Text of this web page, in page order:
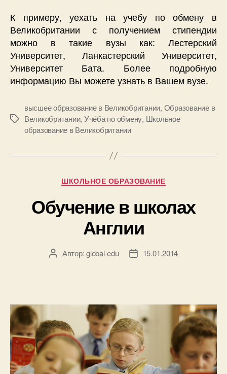
К примеру, уехать на учебу по обмену в
Великобритании с получением стипендии
можно в такие вузы как: Лестерский
Университет, Ланкастерский Университет,
Университет Бата. Более подробную
информацию Вы можете узнать в Вашем вузе.
Метки
высшее образование в Великобритании, Образование в
Великобритании, Учёба по обмену, Школьное
образование в Великобритании
Рубрики
ШКОЛЬНОЕ ОБРАЗОВАНИЕ
Обучение в школах
Англии
АвторАвтор:global-edu
Дата15.01.2014